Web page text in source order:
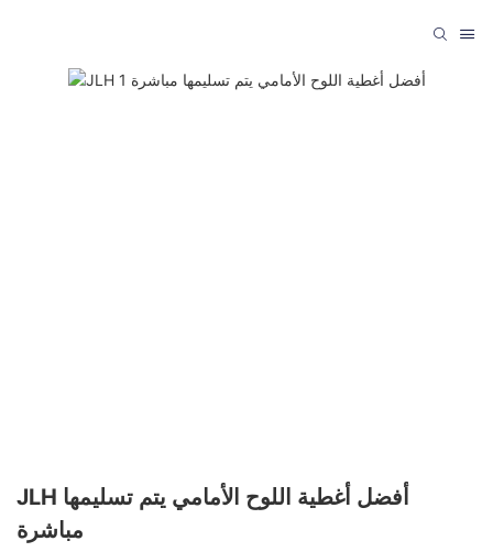
JLH أفضل أغطية اللوح الأمامي يتم تسليمها
مباشرة